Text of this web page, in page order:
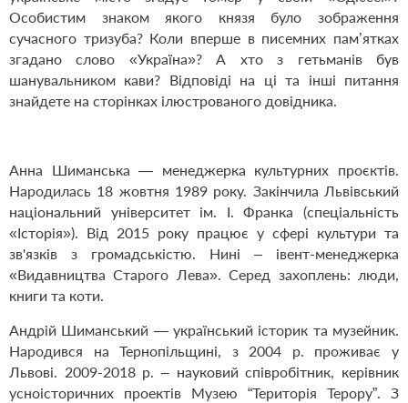
Особистим знаком якого князя було зображення
сучасного тризуба? Коли вперше в писемних пам’ятках
згадано слово «Україна»? А хто з гетьманів був
шанувальником кави? Відповіді на ці та інші питання
знайдете на сторінках ілюстрованого довідника.
Анна Шиманська — менеджерка культурних проєктів.
Народилась 18 жовтня 1989 року. Закінчила Львівський
національний університет ім. І. Франка (спеціальність
«Історія»). Від 2015 року працює у сфері культури та
зв'язків з громадськістю. Нині – івент-менеджерка
«Видавництва Старого Лева». Серед захоплень: люди,
книги та коти.
Андрій Шиманський — український історик та музейник.
Народився на Тернопільщині, з 2004 р. проживає у
Львові. 2009-2018 р. – науковий співробітник, керівник
усноісторичних проектів Музею “Територія Терору”. З